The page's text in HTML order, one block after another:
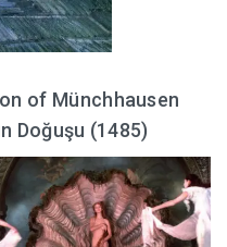
of Münchhausen
Doğuşu (1485)